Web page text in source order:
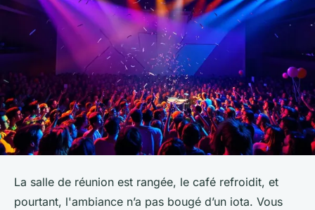
La salle de réunion est rangée, le café refroidit, et
pourtant, l'ambiance n’a pas bougé d’un iota. Vous